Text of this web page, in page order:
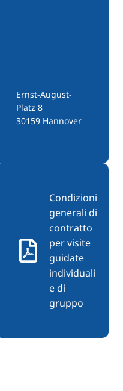
Ernst-August-
Platz 8
30159 Hannover
Condizioni
generali di
contratto
per visite
guidate
individuali
e di
gruppo